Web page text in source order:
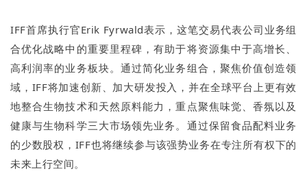
IFF首席执行官Erik Fyrwald表示，这笔交易代表公司业务组
合优化战略中的重要里程碑，有助于将资源集中于高增长、
高利润率的业务板块。通过简化业务组合，聚焦价值创造领
域，IFF将加速创新、加大研发投入，并在全球平台上更有效
地整合生物技术和天然原料能力，重点聚焦味觉、香氛以及
健康与生物科学三大市场领先业务。通过保留食品配料业务
的少数股权，IFF也将继续参与该强势业务在专注所有权下的
未来上行空间。